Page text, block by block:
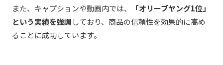
また、キャプションや動画内では、 「オリーブヤング1位」
という実績を強調しており、商品の信頼性を効果的に高め
ることに成功しています。